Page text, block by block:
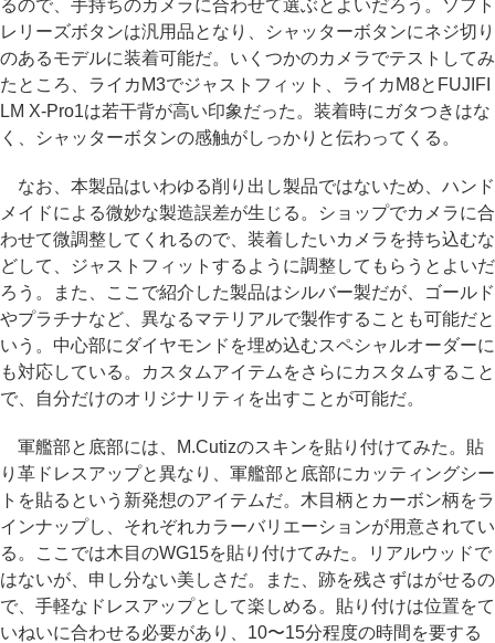
るので、手持ちのカメラに合わせて選ぶとよいだろう。ソフト
レリーズボタンは汎用品となり、シャッターボタンにネジ切り
のあるモデルに装着可能だ。いくつかのカメラでテストしてみ
たところ、ライカM3でジャストフィット、ライカM8とFUJIFI
LM X-Pro1は若干背が高い印象だった。装着時にガタつきはな
く、シャッターボタンの感触がしっかりと伝わってくる。
なお、本製品はいわゆる削り出し製品ではないため、ハンド
メイドによる微妙な製造誤差が生じる。ショップでカメラに合
わせて微調整してくれるので、装着したいカメラを持ち込むな
どして、ジャストフィットするように調整してもらうとよいだ
ろう。また、ここで紹介した製品はシルバー製だが、ゴールド
やプラチナなど、異なるマテリアルで製作することも可能だと
いう。中心部にダイヤモンドを埋め込むスペシャルオーダーに
も対応している。カスタムアイテムをさらにカスタムすること
で、自分だけのオリジナリティを出すことが可能だ。
軍艦部と底部には、M.Cutizのスキンを貼り付けてみた。貼
り革ドレスアップと異なり、軍艦部と底部にカッティングシー
トを貼るという新発想のアイテムだ。木目柄とカーボン柄をラ
インナップし、それぞれカラーバリエーションが用意されてい
る。ここでは木目のWG15を貼り付けてみた。リアルウッドで
はないが、申し分ない美しさだ。また、跡を残さずはがせるの
で、手軽なドレスアップとして楽しめる。貼り付けは位置をて
いねいに合わせる必要があり、10〜15分程度の時間を要する